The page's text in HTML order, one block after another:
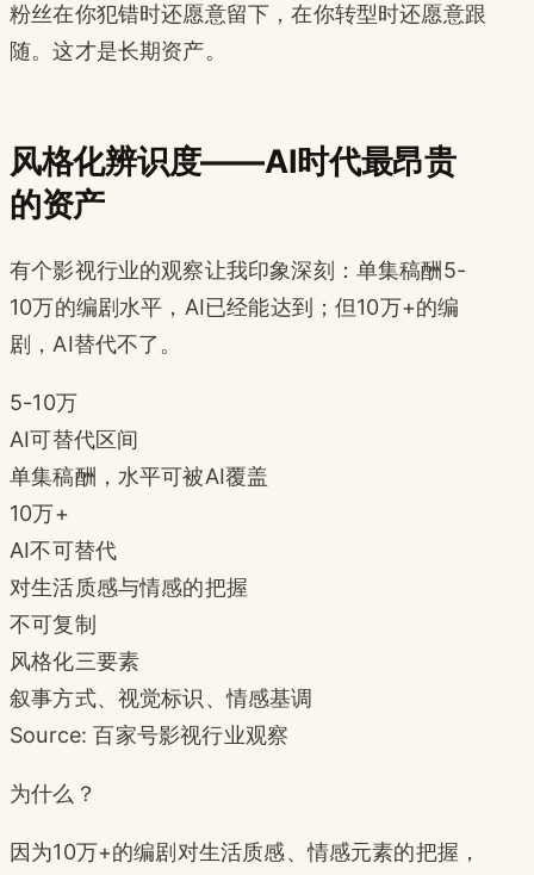
粉丝在你犯错时还愿意留下，在你转型时还愿意跟
随。这才是长期资产。
风格化辨识度——AI时代最昂贵
的资产
有个影视行业的观察让我印象深刻：单集稿酬5-
10万的编剧水平，AI已经能达到；但10万+的编
剧，AI替代不了。
5-10万
AI可替代区间
单集稿酬，水平可被AI覆盖
10万+
AI不可替代
对生活质感与情感的把握
不可复制
风格化三要素
叙事方式、视觉标识、情感基调
Source: 百家号影视行业观察
为什么？
因为10万+的编剧对生活质感、情感元素的把握，